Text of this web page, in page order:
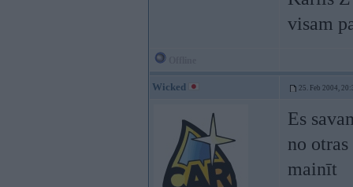
visam
Wicked 25. Feb 2004,
Es
no
mainīt